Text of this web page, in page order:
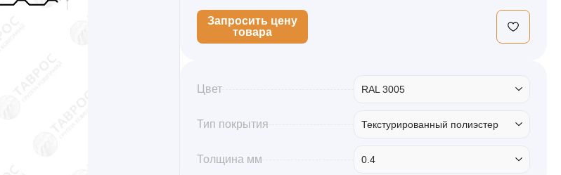
Запросить цену
товара
Цвет RAL 3005
Тип покрытия Текстурированный полиэстер
Толщина мм 0.4